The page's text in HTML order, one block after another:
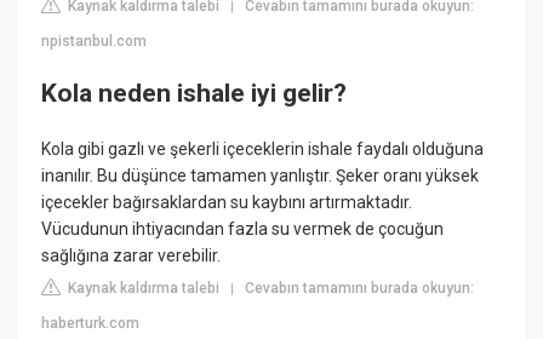
Kaynak kaldırma talebi |Cevabın tamamını burada okuyun:
npistanbul.com
Kola neden ishale iyi gelir?
Kola gibi gazlı ve şekerli içeceklerin ishale faydalı olduğuna
inanılır. Bu düşünce tamamen yanlıştır. Şeker oranı yüksek
içecekler bağırsaklardan su kaybını artırmaktadır.
Vücudunun ihtiyacından fazla su vermek de çocuğun
sağlığına zarar verebilir.
Kaynak kaldırma talebi |Cevabın tamamını burada okuyun:
haberturk.com